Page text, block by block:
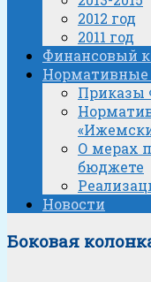
2012 год
2011 год
Финансовый
Приказы
О мерах
бюджете
Новости
Боковая